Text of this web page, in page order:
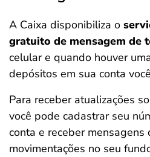
A Caixa disponibiliza o
gratuito de mensagem de
celular e quando houver
depósitos em sua conta
Para receber atualizações
você pode cadastrar seu
conta e receber mensagens
movimentações no seu